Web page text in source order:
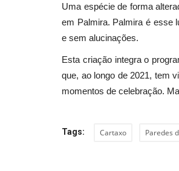
Uma espécie de forma
em Palmira. Palmira é esse
e sem alucinações.
Esta criação integra o
que, ao longo de 2021, tem
momentos de celebração.
Tags: Cartaxo Paredes